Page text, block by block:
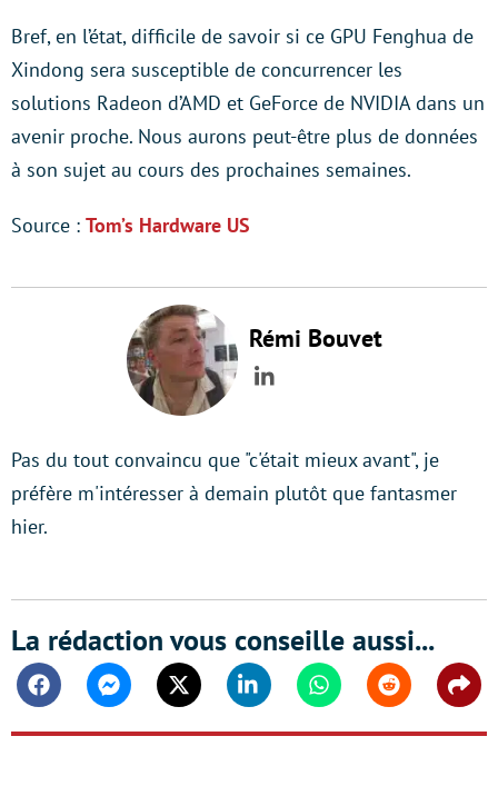
Bref, en l’état, difficile de savoir si ce GPU Fenghua de
Xindong sera susceptible de concurrencer les
solutions Radeon d’AMD et GeForce de NVIDIA dans un
avenir proche. Nous aurons peut-être plus de données
à son sujet au cours des prochaines semaines.
Source : Tom’s Hardware US
Rémi Bouvet
LinkedIn
Pas du tout convaincu que "c'était mieux avant", je
préfère m'intéresser à demain plutôt que fantasmer
hier.
La rédaction vous conseille aussi...
FacebookMessengerTwitter Linkedin WhatsappReddit